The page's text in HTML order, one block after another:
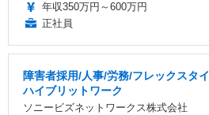
年収350万円～600万円
正社員
障害者採用/人事/労務/フレックスタ
ハイブリットワーク
ソニービズネットワークス株式会社